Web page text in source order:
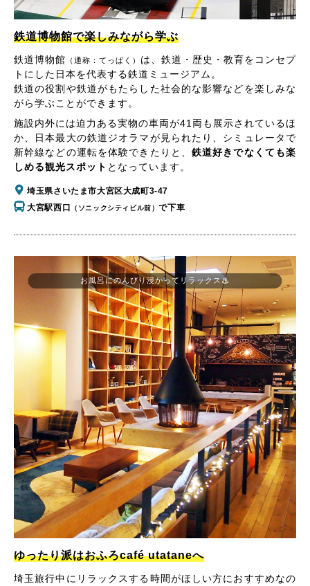
鉄道博物館で楽しみながら学ぶ
鉄道博物館 （通称：てっぱく） は、鉄道・歴史・教育をコンセプ
トにした日本を代表する鉄道ミュージアム。
鉄道の役割や鉄道がもたらした社会的な影響などを楽しみな
がら学ぶことができます。
施設内外には迫力ある実物の車両が41両も展示されているほ
か、日本最大の鉄道ジオラマが見られたり、シミュレータで
新幹線などの運転を体験できたりと、 鉄道好きでなくても楽
しめる観光スポット となっています。
埼玉県さいたま市大宮区大成町3-47
大宮駅西口
（ソニックシティビル前）で下車
ゆったり派はおふろcafé utataneへ
埼玉旅行中にリラックスする時間がほしい方におすすめなの
お風呂にのんびり浸かってリラックス♨